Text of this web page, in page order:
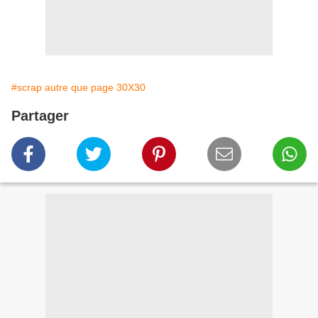
#scrap autre que page 30X30
Partager